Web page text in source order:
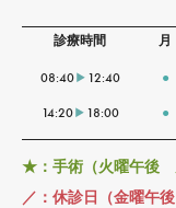
診療時間 月
08:40 12:40 ●
14:20 18:00 ●
★：手術（火曜午後
／：休診日（金曜午